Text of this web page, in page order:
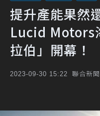
提升產能果然
Lucid Motors
拉伯」開幕！
2023-09-30 15:22 聯合新